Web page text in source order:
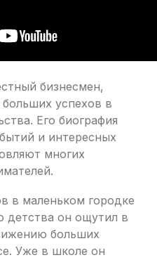
бизнесмен,
успехов в
Его биография
и интересных
многих
в маленьком городке
детства он ощутил в
больших
Уже в школе он